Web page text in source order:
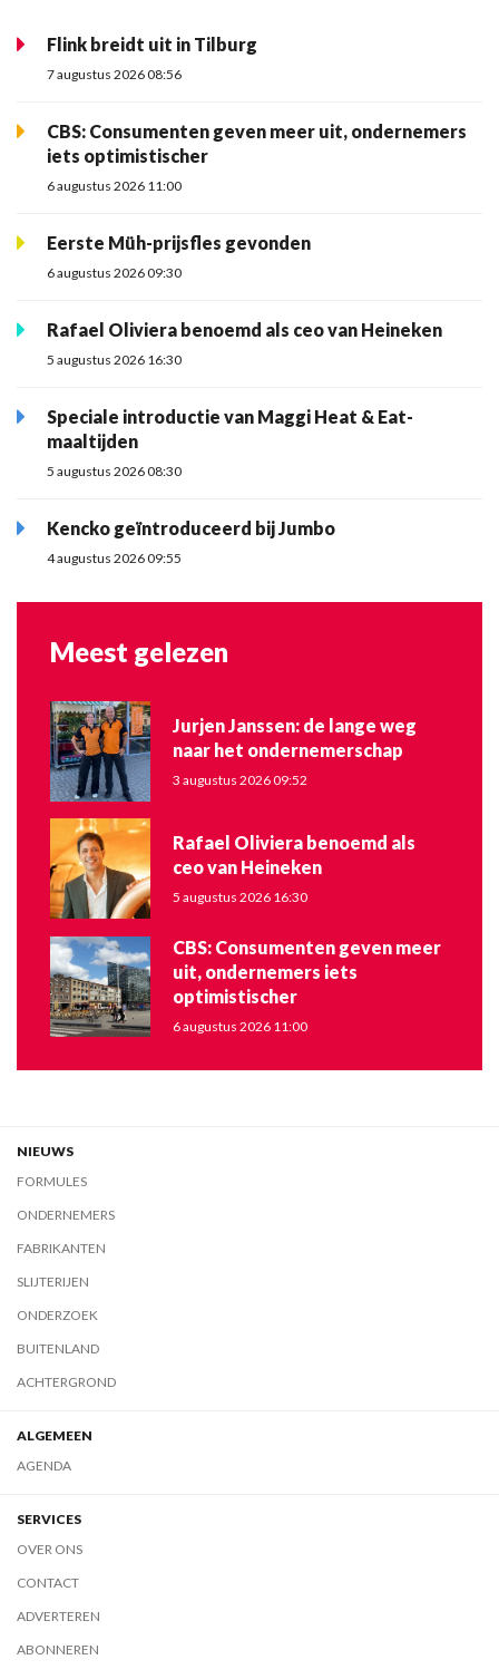
Flink breidt uit in Tilburg
7 augustus 2026 08:56
CBS: Consumenten geven meer uit, ondernemers
iets optimistischer
6 augustus 2026 11:00
Eerste Müh-prijsfles gevonden
6 augustus 2026 09:30
Rafael Oliviera benoemd als ceo van Heineken
5 augustus 2026 16:30
Speciale introductie van Maggi Heat & Eat-
maaltijden
5 augustus 2026 08:30
Kencko geïntroduceerd bij Jumbo
4 augustus 2026 09:55
Meest gelezen
Jurjen Janssen: de lange weg
naar het ondernemerschap
3 augustus 2026 09:52
Rafael Oliviera benoemd als
ceo van Heineken
5 augustus 2026 16:30
CBS: Consumenten geven meer
uit, ondernemers iets
optimistischer
6 augustus 2026 11:00
NIEUWS
FORMULES
ONDERNEMERS
FABRIKANTEN
SLIJTERIJEN
ONDERZOEK
BUITENLAND
ACHTERGROND
ALGEMEEN
AGENDA
SERVICES
OVER ONS
CONTACT
ADVERTEREN
ABONNEREN